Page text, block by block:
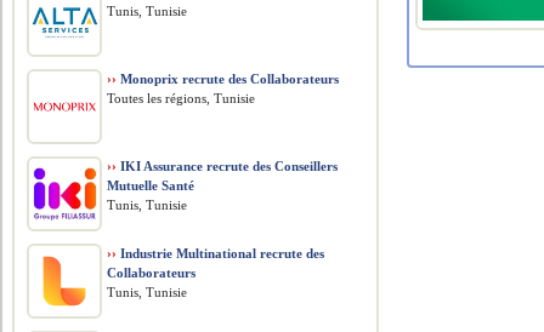
Tunis, Tunisie
›› Monoprix recrute des Collaborateurs
Toutes les régions, Tunisie
›› IKI Assurance recrute des Conseillers
Mutuelle Santé
Tunis, Tunisie
›› Industrie Multinational recrute des
Collaborateurs
Tunis, Tunisie